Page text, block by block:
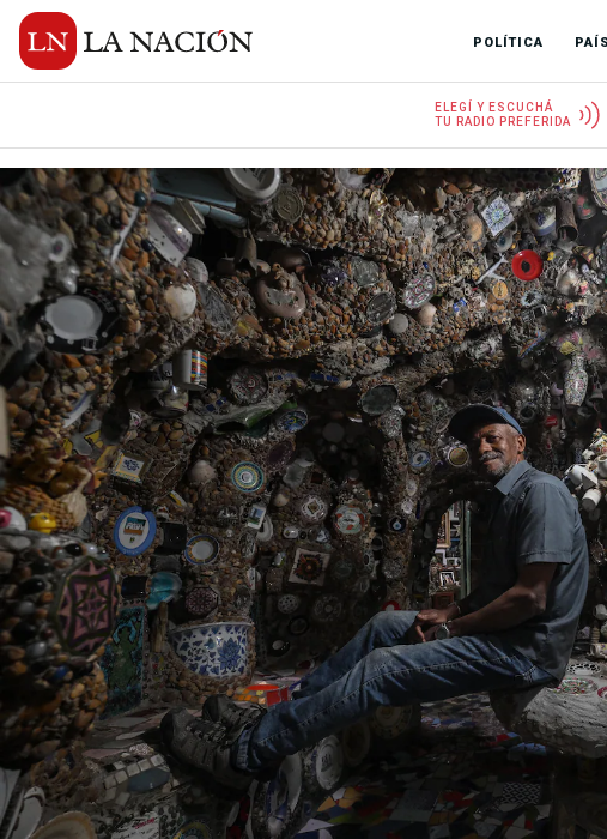
POLÍTICA PAÍS
ELEGÍ Y ESCUCHÁ
TU RADIO PREFERIDA